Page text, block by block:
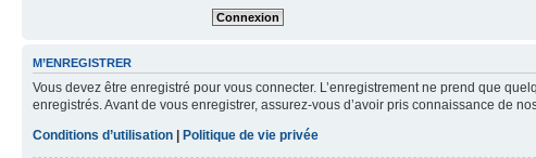
M’ENREGISTRER
Vous devez être enregistré pour vous connecter. L’enregistrement ne prend que
enregistrés. Avant de vous enregistrer, assurez-vous d’avoir pris connaissance de
Conditions d’utilisation
Politique de vie privée